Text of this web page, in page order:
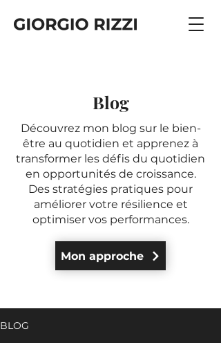
Blog
Découvrez mon blog sur le bien-
être au quotidien et apprenez à
transformer les défis du quotidien
en opportunités de croissance.
Des stratégies pratiques pour
améliorer votre résilience et
optimiser vos performances.
Mon approche
BLOG